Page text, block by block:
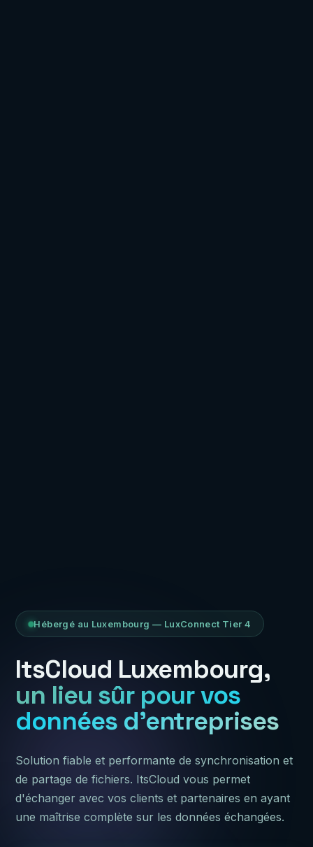
Hébergé au Luxembourg — LuxConnect Tier 4
ItsCloud Luxembourg,
un lieu sûr pour vos
données d'entreprises
Solution fiable et performante de synchronisation et
de partage de fichiers. ItsCloud vous permet
d'échanger avec vos clients et partenaires en ayant
une maîtrise complète sur les données échangées.